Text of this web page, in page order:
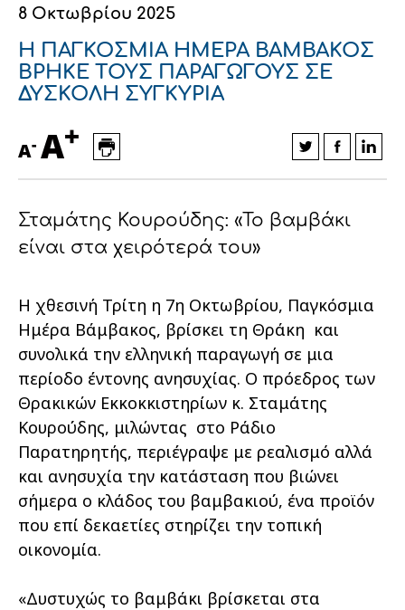
Οικονομικά στοιχεία
Εταιρική δομή
Καινοτομία
Εκδηλώσεις
Πως θα μας βρείτε
ΑΚΟΛΟΥΘΗΣΤΕ ΜΑΣ
Εξαγωγές
Συνέδρια
Πως θα μας βρείτε
ΑΚΟΛΟΥΘΗΣΤΕ ΜΑΣ
Ευφυής γεωργία
Συμβουλευτική στο χωράφι
Εκκόκκιση για λογαριασμό του
παραγωγού
Ιατρικές υπηρεσίες
Πως θα μας βρείτε
ΑΚΟΛΟΥΘΗΣΤΕ ΜΑΣ
Αλυσίδα βάμβακος
Πως θα μας βρείτε
ΑΚΟΛΟΥΘΗΣΤΕ ΜΑΣ
Κλωστοϋφαντουργία - Ένδυση
Εταιρικά νέα
Πως θα μας βρείτε
ΑΚΟΛΟΥΘΗΣΤΕ ΜΑΣ
Πως θα μας βρείτε
ΑΚΟΛΟΥΘΗΣΤΕ ΜΑΣ
8 Οκτωβρίου 2025
Η ΠΑΓΚΟΣΜΙΑ ΗΜΕΡΑ ΒΑΜΒΑΚΟΣ
ΒΡΗΚΕ ΤΟΥΣ ΠΑΡΑΓΩΓΟΥΣ ΣΕ
ΔΥΣΚΟΛΗ ΣΥΓΚΥΡΙΑ
A- A+
Σταμάτης Κουρούδης: «Το βαμβάκι
είναι στα χειρότερά του»
Η χθεσινή Τρίτη η 7η Οκτωβρίου, Παγκόσμια
Ημέρα Βάμβακος, βρίσκει τη Θράκη και
συνολικά την ελληνική παραγωγή σε μια
περίοδο έντονης ανησυχίας. Ο πρόεδρος των
Θρακικών Εκκοκκιστηρίων κ. Σταμάτης
Κουρούδης, μιλώντας στο Ράδιο
Παρατηρητής, περιέγραψε με ρεαλισμό αλλά
και ανησυχία την κατάσταση που βιώνει
σήμερα ο κλάδος του βαμβακιού, ένα προϊόν
που επί δεκαετίες στηρίζει την τοπική
οικονομία.
«Δυστυχώς το βαμβάκι βρίσκεται στα